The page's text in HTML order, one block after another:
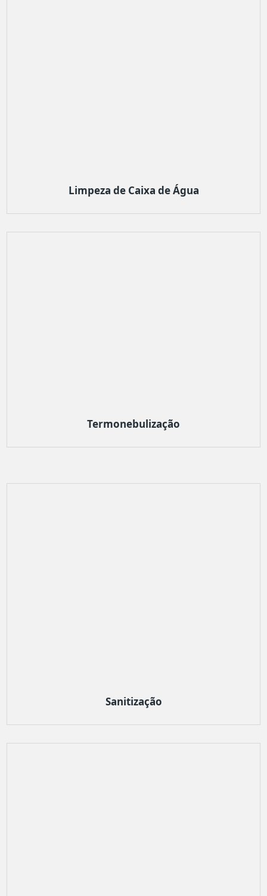
Limpeza de Caixa de Água
Termonebulização
Sanitização